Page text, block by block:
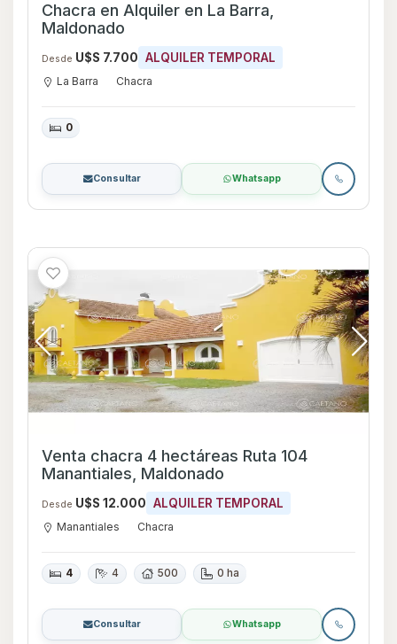
Chacra en Alquiler en La Barra,
Maldonado
Desde U$S 7.700 ALQUILER TEMPORAL
La Barra Chacra
0
Consultar Whatsapp
Venta chacra 4 hectáreas Ruta 104
Manantiales, Maldonado
Desde U$S 12.000 ALQUILER TEMPORAL
Manantiales Chacra
4 4 500 0 ha
Consultar Whatsapp